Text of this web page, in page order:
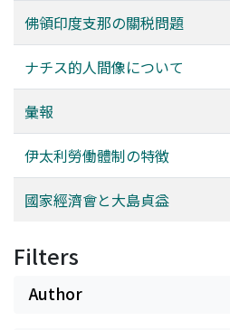
佛領印度支那の關税問題
ナチス的人間像について
彙報
伊太利勞働體制の特徴
國家經濟會と大島貞益
Filters
Author